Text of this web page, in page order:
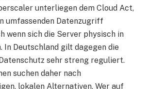
unterliegen dem Cloud Act,
umfassenden Datenzugriff
wenn sich die Server physisch in
In Deutschland gilt dagegen die
Datenschutz sehr streng reguliert.
suchen daher nach
lokalen Alternativen. Wer auf